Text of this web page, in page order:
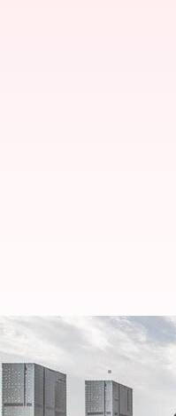
होंडा एलिवेट
लेखन दिनेश चंद शर्मा Jun 30, 2023